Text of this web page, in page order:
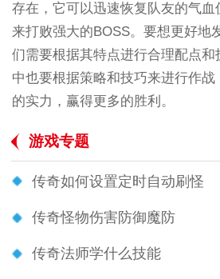
存在，它可以迅速恢复队友的气血
来打败强大的BOSS。要想更好地
们需要根据其特点进行合理配点
中也要根据策略和技巧来进行作战
的实力，赢得更多的胜利。
游戏专题
传奇如何设置定时自动刷怪
传奇怪物伤害防御魔防
传奇法师学什么技能